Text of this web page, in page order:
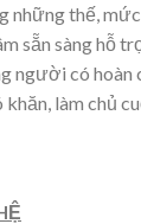
những thế,
sẵn sàng hỗ
người có hoàn
làm chủ